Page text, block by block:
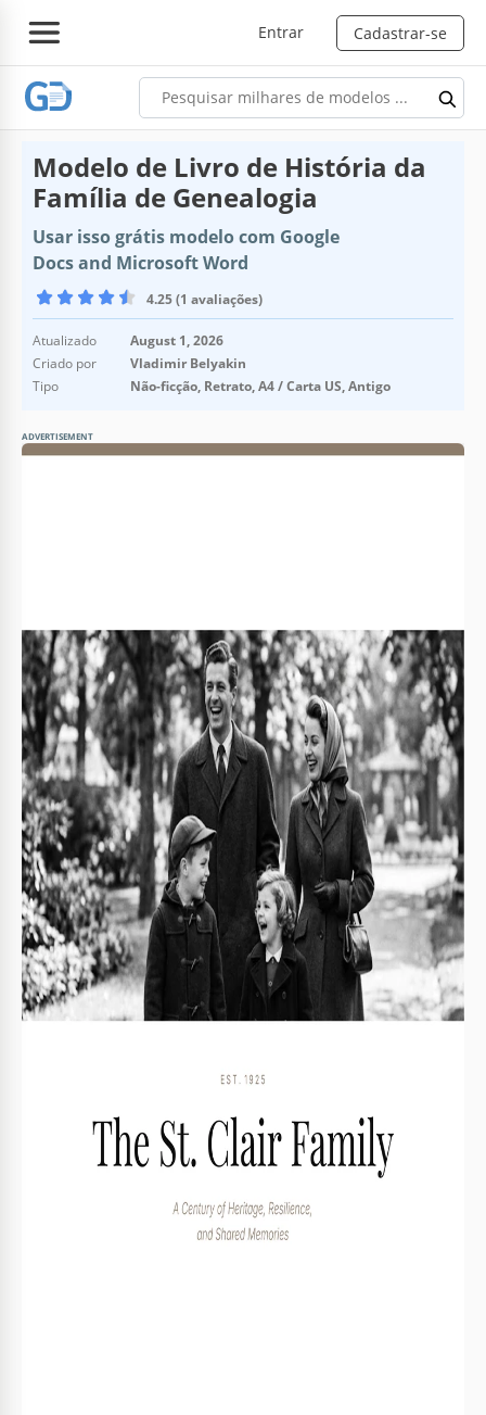
Entrar Cadastrar-se
Modelo de Livro de História da
Família de Genealogia
Usar isso grátis modelo com Google
Docs and Microsoft Word
4.25 (1 avaliações)
Atualizado
August 1, 2026
Criado por
Vladimir Belyakin
Tipo
Não-ficção, Retrato, A4 / Carta US, Antigo
ADVERTISEMENT